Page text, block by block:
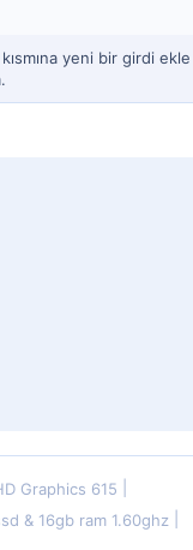
kısmına yeni bir girdi
Graphics 615
& 16gb ram 1.60ghz